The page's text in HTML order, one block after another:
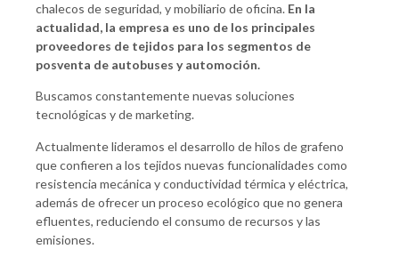
chalecos de seguridad, y mobiliario de oficina. En la
actualidad, la empresa es uno de los principales
proveedores de tejidos para los segmentos de
posventa de autobuses y automoción.
Buscamos constantemente nuevas soluciones
tecnológicas y de marketing.
Actualmente lideramos el desarrollo de hilos de grafeno
que confieren a los tejidos nuevas funcionalidades como
resistencia mecánica y conductividad térmica y eléctrica,
además de ofrecer un proceso ecológico que no genera
efluentes, reduciendo el consumo de recursos y las
emisiones.